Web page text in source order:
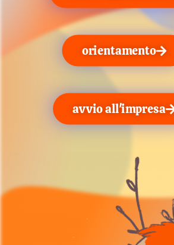
orientamento
avvio all'impresa